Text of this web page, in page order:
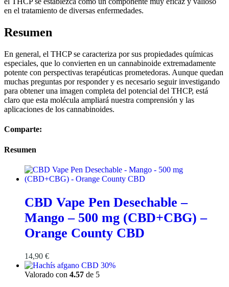
en el tratamiento de diversas enfermedades.
Resumen
En general, el THCP se caracteriza por sus propiedades químicas
especiales, que lo convierten en un cannabinoide extremadamente
potente con perspectivas terapéuticas prometedoras. Aunque quedan
muchas preguntas por responder y es necesario seguir investigando
para obtener una imagen completa del potencial del THCP, está
claro que esta molécula ampliará nuestra comprensión y las
aplicaciones de los cannabinoides.
Comparte:
Resumen
CBD Vape Pen Desechable –
Mango – 500 mg (CBD+CBG) –
Orange County CBD
14,90 €
Valorado con 4.57 de 5